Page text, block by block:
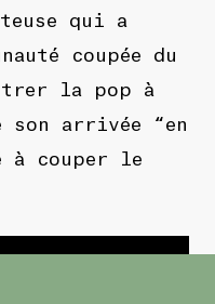
qui a
coupée du
la pop à
son arrivée “en
à couper le